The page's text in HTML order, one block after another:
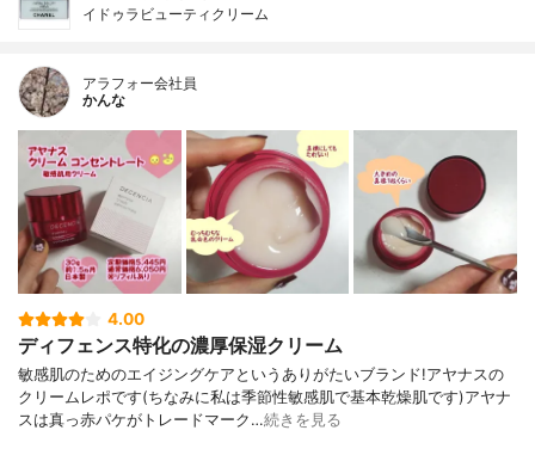
イドゥラビューティクリーム
アラフォー会社員
かんな
4.00
ディフェンス特化の濃厚保湿クリーム
敏感肌のためのエイジングケアというありがたいブランド!アヤナスの
クリームレポです(ちなみに私は季節性敏感肌で基本乾燥肌です)アヤナ
スは真っ赤パケがトレードマーク…続きを見る